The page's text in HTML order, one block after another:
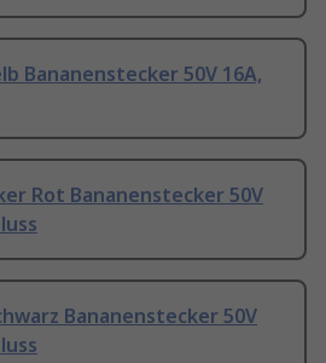
Bananenstecker 50V 16A,
Rot Bananenstecker 50V
Bananenstecker 50V